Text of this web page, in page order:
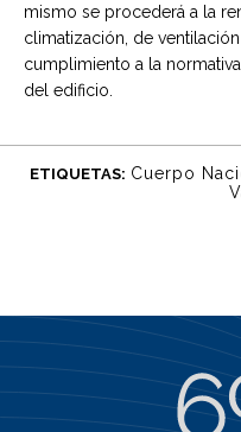
mismo se procederá a la
climatización, de
cumplimiento a la
del edificio.
ETIQUETAS: Cuerpo